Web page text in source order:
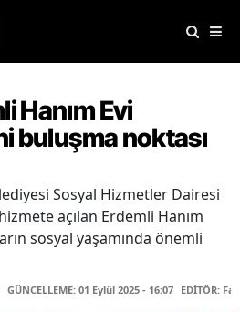
Hanım Evi
buluşma noktası
Sosyal Hizmetler Dairesi
açılan Erdemli Hanım
sosyal yaşamında önemli
GÜNCELLEME: 01 Eylül 2025 - 16:07 EDİTÖR: